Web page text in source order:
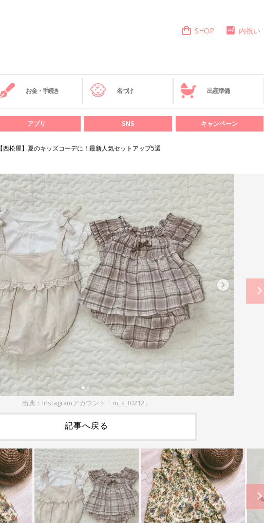
SHOP 内祝い
お金・手続き 名づけ 出産準備
アプリ SNS キャンペーン
【西松屋】夏のキッズコーデに！最新人気セットアップ5選
出典：Instagramアカウント「m_s_t0212」
記事へ戻る